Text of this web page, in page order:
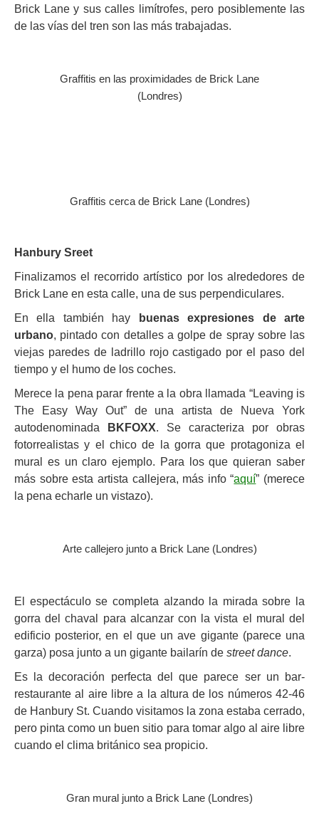
Brick Lane y sus calles limítrofes, pero posiblemente las
de las vías del tren son las más trabajadas.
Graffitis en las proximidades de Brick Lane
(Londres)
Graffitis cerca de Brick Lane (Londres)
Hanbury Sreet
Finalizamos el recorrido artístico por los alrededores de
Brick Lane en esta calle, una de sus perpendiculares.
En ella también hay
buenas expresiones de arte
urbano, pintado con detalles a golpe de spray sobre las
viejas paredes de ladrillo rojo castigado por el paso del
tiempo y el humo de los coches.
Merece la pena parar frente a la obra llamada “Leaving is
The Easy Way Out” de una artista de Nueva York
autodenominada
BKFOXX. Se caracteriza por obras
fotorrealistas y el chico de la gorra que protagoniza el
mural es un claro ejemplo. Para los que quieran saber
más sobre esta artista callejera, más info “aquí” (merece
la pena echarle un vistazo).
Arte callejero junto a Brick Lane (Londres)
El espectáculo se completa alzando la mirada sobre la
gorra del chaval para alcanzar con la vista el mural del
edificio posterior, en el que un ave gigante (parece una
garza) posa junto a un gigante bailarín de street dance.
Es la decoración perfecta del que parece ser un bar-
restaurante al aire libre a la altura de los números 42-46
de Hanbury St. Cuando visitamos la zona estaba cerrado,
pero pinta como un buen sitio para tomar algo al aire libre
cuando el clima británico sea propicio.
Gran mural junto a Brick Lane (Londres)